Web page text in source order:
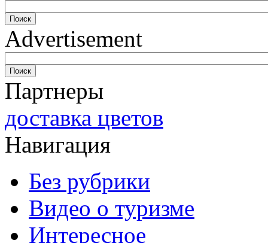
Advertisement
Партнеры
доставка цветов
Навигация
Без рубрики
Видео о туризме
Интересное